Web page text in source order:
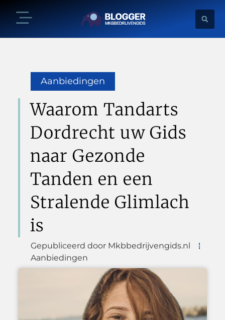
Aanbiedingen
Waarom Tandarts
Dordrecht uw Gids
naar Gezonde
Tanden en een
Stralende Glimlach
is
Gepubliceerd door Mkbbedrijvengids.nl
Aanbiedingen